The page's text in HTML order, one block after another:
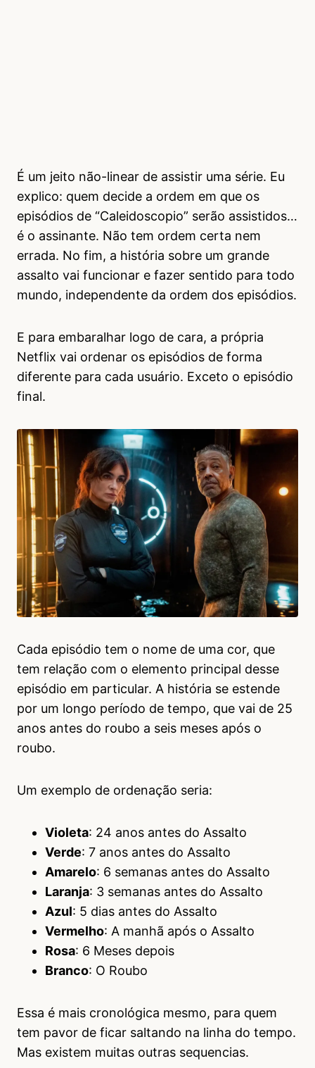
É um jeito não-linear de assistir uma série. Eu
explico: quem decide a ordem em que os
episódios de “Caleidoscopio” serão assistidos…
é o assinante. Não tem ordem certa nem
errada. No fim, a história sobre um grande
assalto vai funcionar e fazer sentido para todo
mundo, independente da ordem dos episódios.
E para embaralhar logo de cara, a própria
Netflix vai ordenar os episódios de forma
diferente para cada usuário. Exceto o episódio
final.
Cada episódio tem o nome de uma cor, que
tem relação com o elemento principal desse
episódio em particular. A história se estende
por um longo período de tempo, que vai de 25
anos antes do roubo a seis meses após o
roubo.
Um exemplo de ordenação seria:
Violeta: 24 anos antes do Assalto
Verde: 7 anos antes do Assalto
Amarelo: 6 semanas antes do Assalto
Laranja: 3 semanas antes do Assalto
Azul: 5 dias antes do Assalto
Vermelho: A manhã após o Assalto
Rosa: 6 Meses depois
Branco: O Roubo
Essa é mais cronológica mesmo, para quem
tem pavor de ficar saltando na linha do tempo.
Mas existem muitas outras sequencias.